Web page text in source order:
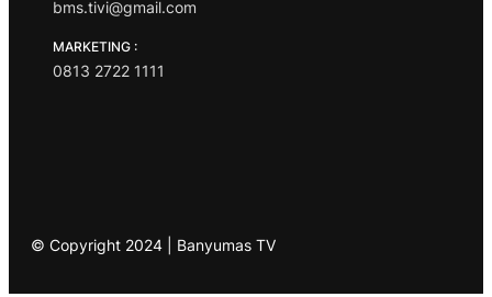
bms.tivi@gmail.com
MARKETING :
0813 2722 1111
© Copyright 2024 | Banyumas TV